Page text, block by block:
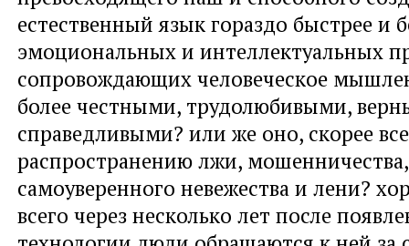
естественный язык гораздо быстрее и
эмоциональных и интеллектуальных
сопровождающих человеческое
более честными, трудолюбивыми,
справедливыми? или же оно, скорее
распространению лжи, мошенничества,
самоуверенного невежества и лени?
всего через несколько лет после